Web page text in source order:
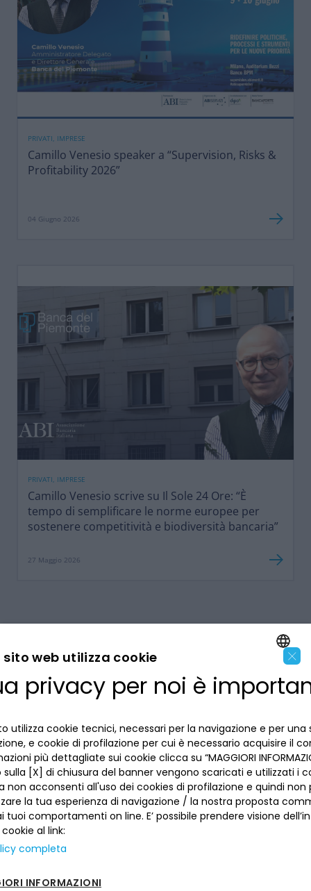
PRIVATI, IMPRESE
Camillo Venesio speaker a “Supervision, Risks &
Profitability 2026”
04 Giugno 2026
PRIVATI, IMPRESE
Camillo Venesio scrive su Il Sole 24 Ore: “È
tempo di semplificare le norme europee per
sostenere competitività e biodiversità bancaria”
27 Maggio 2026
LA BANCA
Dove siamo
Lavora con noi
Reclami
Numeri utili
INFORMAZIONI PER IL CLIENTE
Privacy
La tua scelta sui cookies
Informativa al pubblico
Sepa
Sicurezza
ACCESSIBILITÀ E APP
SEGUICI SUI SOCIAL
ENGLISH
×
sito web utilizza cookie
privacy per noi è
utilizza cookie tecnici, necessari per la navigazione e per una
e cookie di profilazione per cui è necessario acquisire il
più dettagliate sui cookie clicca su “MAGGIORI
[X] di chiusura del banner vengono scaricati e utilizzati i
non acconsenti all'uso dei cookies di profilazione e quindi non
la tua esperienza di navigazione / la nostra proposta
tuoi comportamenti on line. E’ possibile prendere visione
al link:
completa
INFORMAZIONI